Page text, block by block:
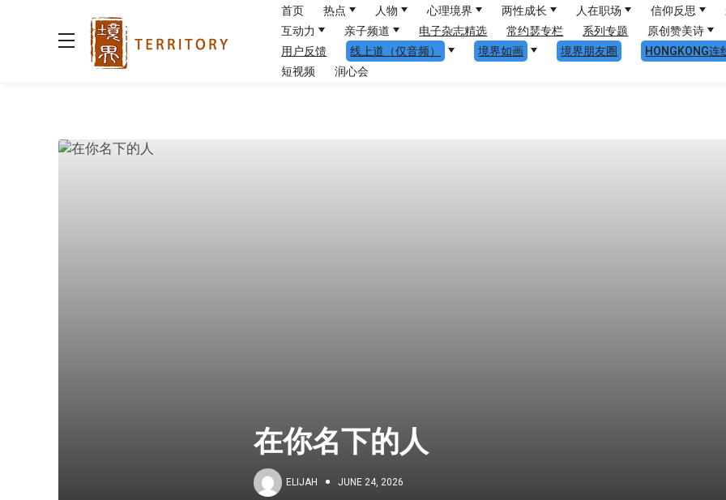
首页 热点 人物 心理境界 两性成长 人在职场 信仰反思
互动力
亲子频道 电子杂志精选 常约瑟专栏 系列专题
原创赞美诗
用户反馈
线上道（仅音频） 境界如画 境界朋友圈
HONGKONG连
短视频
润心会
在你名下的人
ELIJAH JUNE 24, 2026